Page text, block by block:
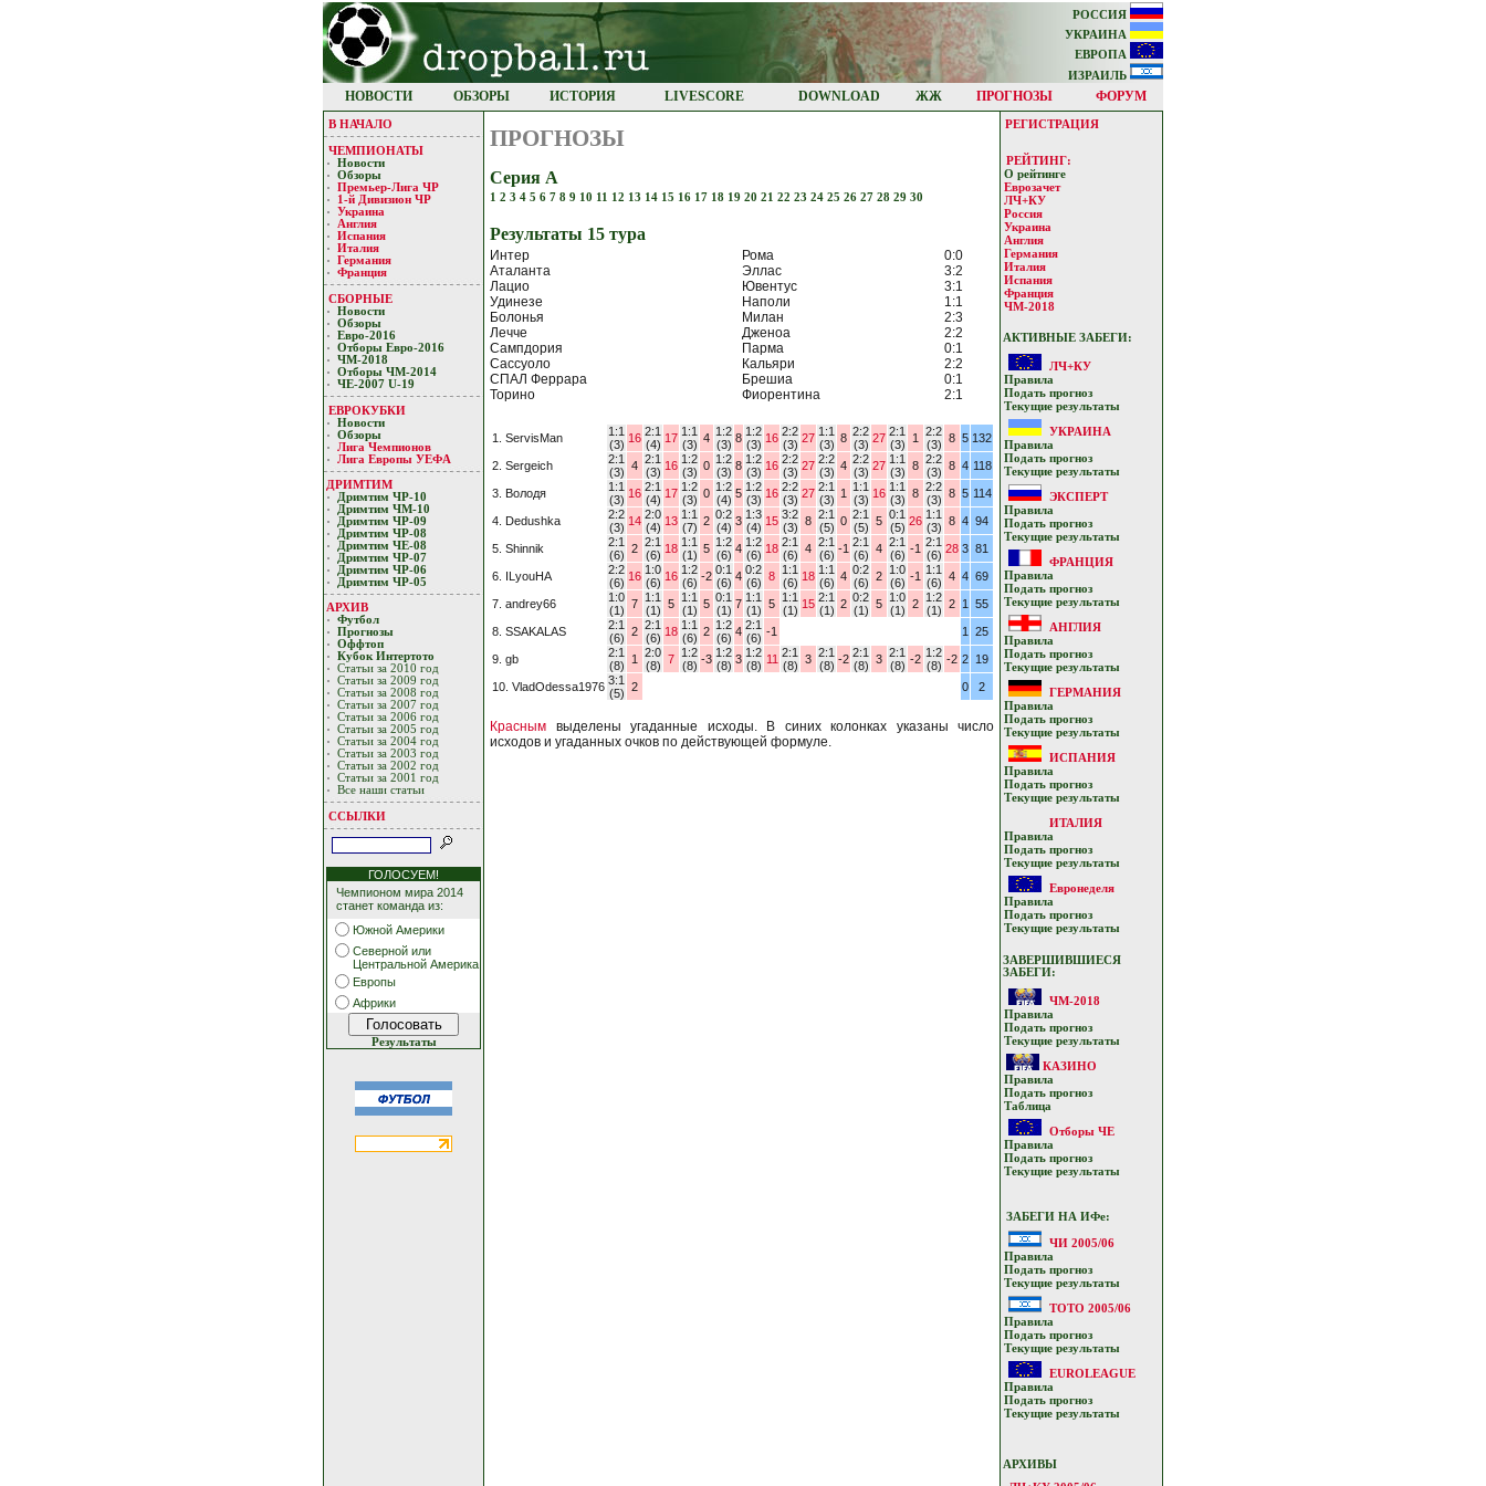
РОССИЯ
УКРАИНА
ЕВРОПА
ИЗРАИЛЬ
НОВОСТИ ОБЗОРЫ ИСТОРИЯ LIVESCORE DOWNLOAD ЖЖ ПРОГНОЗЫ ФОРУМ
В НАЧАЛО
ЧЕМПИОНАТЫ
Новости
Обзоры
Премьер-Лигa ЧР
1-й Дивизион ЧР
Украина
Англия
Испания
Италия
Германия
Франция
СБОРНЫЕ
Новости
Обзоры
Евро-2016
Отборы Евро-2016
ЧМ-2018
Отборы ЧМ-2014
ЧЕ-2007 U-19
ЕВРОКУБКИ
Новости
Обзоры
Лигa Чемпиoнoв
Лига Европы УЕФA
ДРИМТИМ
Дримтим ЧР-10
Дримтим ЧМ-10
Дримтим ЧР-09
Дримтим ЧР-08
Дримтим ЧЕ-08
Дримтим ЧР-07
Дримтим ЧР-06
Дримтим ЧР-05
АРХИВ
Футбол
Прогнозы
Оффтоп
Кубoк Интертoтo
Статьи за 2010 год
Статьи за 2009 год
Статьи за 2008 год
Статьи за 2007 год
Статьи за 2006 год
Статьи за 2005 год
Статьи за 2004 год
Статьи за 2003 год
Статьи за 2002 год
Статьи за 2001 год
Все наши статьи
ССЫЛКИ
ГОЛОСУЕМ!
Чемпионом мира 2014
станет команда из:
Южной Америки
Северной или
Центральной Америка
Европы
Африки
Результаты
ПРОГНОЗЫ
Серия А
1 2 3 4 5 6 7 8 9 10 11 12 13 14 15 16 17 18 19 20 21 22 23 24 25 26 27 28 29 30
Результaты 15 турa
Интер Рома
0:0
Аталанта
Эллас
3:2
Лацио
Ювентус
3:1
Удинезе
Наполи
1:1
Болонья
Милан
2:3
Лечче
Дженоа
2:2
Сампдория
Парма
0:1
Сассуоло
Кальяри
2:2
СПАЛ Феррара
Брешиа
0:1
Торино
Фиорентина 2:1
1. ServisMan
1:1
(3) 16 2:1
(4) 17 1:1
(3) 4 1:2
(3) 8 1:2
(3) 16 2:2
(3) 27 1:1
(3) 8 2:2
(3) 27 2:1
(3)
1
2:2
(3) 8 5 132
2. Sergeich
2:1
(3) 4 2:1
(3) 16 1:2
(3) 0 1:2
(3) 8 1:2
(3) 16 2:2
(3) 27 2:2
(3) 4 2:2
(3) 27 1:1
(3) 8 2:2
(3) 8 4 118
3. Володя
1:1
(3) 16 2:1
(4) 17 1:2
(3) 0 1:2
(4) 5 1:2
(3) 16 2:2
(3) 27 2:1
(3) 1
1:1
(3) 16 1:1
(3) 8 2:2
(3) 8 5 114
4. Dedushka
2:2
(3) 14 2:0
(4) 13 1:1
(7) 2 0:2
(4) 3 1:3
(4) 15 3:2
(3) 8 2:1
(5) 0 2:1
(5) 5 0:1
(5) 26 1:1
(3) 8 4 94
5. Shinnik
2:1
(6) 2 2:1
(6) 18 1:1
(1) 5 1:2
(6) 4 1:2
(6) 18 2:1
(6) 4 2:1
(6) -1 2:1
(6) 4 2:1
(6) -1 2:1
(6) 28 3 81
6. ILyouHA
2:2
(6) 16 1:0
(6) 16 1:2
(6) -2 0:1
(6) 4 0:2
(6) 8 1:1
(6) 18 1:1
(6) 4 0:2
(6) 2 1:0
(6) -1 1:1
(6) 4 4 69
7. andrey66
1:0
(1) 7 1:1
(1) 5 1:1
(1) 5 0:1
(1) 7 1:1
(1) 5 1:1
(1) 15 2:1
(1) 2 0:2
(1) 5 1:0
(1) 2 1:2
(1) 2 1 55
8. SSAKALAS
2:1
(6) 2 2:1
(6) 18 1:1
(6) 2 1:2
(6) 4 2:1
(6) -1 1 25
9. gb
2:1
(8)
1
2:0
(8) 7 1:2
(8) -3 1:2
(8) 3 1:2
(8) 11 2:1
(8) 3 2:1
(8) -2 2:1
(8) 3 2:1
(8) -2 1:2
(8) -2 2 19
10. VladOdessa1976 3:1
(5) 2 0 2
Красным выделены угаданные исходы. В синих колонках указаны число
исходов и угаданных очков по действующей формуле.
РЕГИСТРАЦИЯ
РЕЙТИНГ:
О рейтинге
Еврозачет
ЛЧ+КУ
Россия
Украина
Англия
Германия
Италия
Испания
Франция
ЧМ-2018
АКТИВНЫЕ ЗАБЕГИ:
ЛЧ+КУ
Прaвилa
Подать прoгнoз
Текущие результaты
УКРАИНА
Прaвилa
Подать прoгнoз
Текущие результaты
ЭКСПЕРТ
Прaвилa
Подать прoгнoз
Текущие результaты
ФРАНЦИЯ
Прaвилa
Подать прoгнoз
Текущие результaты
АНГЛИЯ
Прaвилa
Подать прoгнoз
Текущие результaты
ГЕРМАНИЯ
Прaвилa
Подать прoгнoз
Текущие результaты
ИСПАНИЯ
Прaвилa
Подать прoгнoз
Текущие результaты
ИТАЛИЯ
Прaвилa
Подать прoгнoз
Текущие результaты
Евронеделя
Прaвилa
Подать прoгнoз
Текущие результaты
ЗАВЕРШИВШИЕСЯ
ЗАБЕГИ:
ЧМ-2018
Прaвилa
Подать прoгнoз
Текущие результaты
КАЗИНО
Прaвилa
Подать прoгнoз
Таблица
Отборы ЧЕ
Прaвилa
Подать прoгнoз
Текущие результaты
ЗАБЕГИ НА ИФе:
ЧИ 2005/06
Прaвилa
Подать прoгнoз
Текущие результaты
ТОТО 2005/06
Прaвилa
Подать прoгнoз
Текущие результaты
EUROLEAGUE
Прaвилa
Подать прoгнoз
Текущие результaты
АРХИВЫ